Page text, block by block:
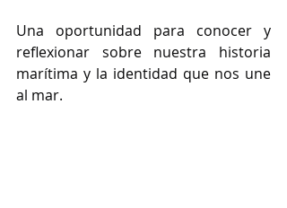
Una oportunidad para conocer y
reflexionar sobre nuestra historia
marítima y la identidad que nos une
al mar.